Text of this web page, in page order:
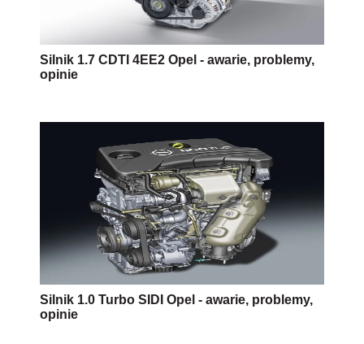
Silnik 1.7 CDTI 4EE2 Opel - awarie, problemy,
opinie
Silnik 1.0 Turbo SIDI Opel - awarie, problemy,
opinie